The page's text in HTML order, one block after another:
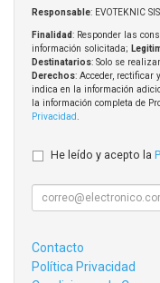
Responsable: EVOTEKNIC
Finalidad: Responder las
información solicitada;
Destinatarios: Solo se
Derechos: Acceder, rectificar
indica en la información
la información completa de
Privacidad
He leído y acepto la
Contacto
Política Privacidad